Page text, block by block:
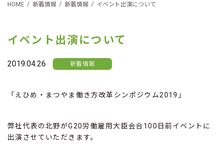
HOME / 新着情報 / 新着情報 / イベント出演について
イベント出演について
2019.04.26 新着情報
「えひめ・まつやま働き方改革シンポジウム2019」
弊社代表の北野がG20労働雇用大臣会合100日前イベントに
出演させていただきます。